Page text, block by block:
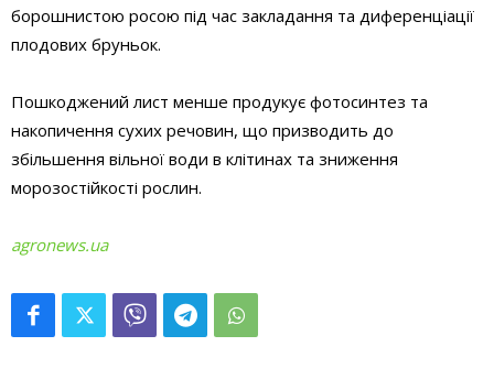
борошнистою росою під час закладання та диференціації
плодових бруньок.
Пошкоджений лист менше продукує фотосинтез та
накопичення сухих речовин, що призводить до
збільшення вільної води в клітинах та зниження
морозостійкості рослин.
agronews.ua